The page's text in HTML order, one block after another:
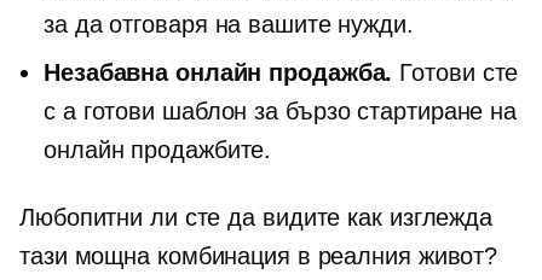
за да отговаря на вашите нужди.
Незабавна онлайн продажба. Готови сте
с a готови шаблон за бързо стартиране на
онлайн продажбите.
Любопитни ли сте да видите как изглежда
тази мощна комбинация в реалния живот?